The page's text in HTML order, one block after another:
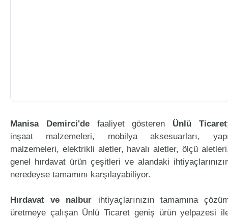
Manisa Demirci'defaaliyet gösteren Ünlü Ticaret
inşaat malzemeleri, mobilya aksesuarları,
malzemeleri, elektrikli aletler, havalı aletler, ölçü
genel hırdavat ürün çeşitleri ve alandaki
neredeyse tamamını karşılayabiliyor.
Hırdavat ve nalbur ihtiyaçlarınızın tamamına
üretmeye çalışan Ünlü Ticaret geniş ürün yelpazesi